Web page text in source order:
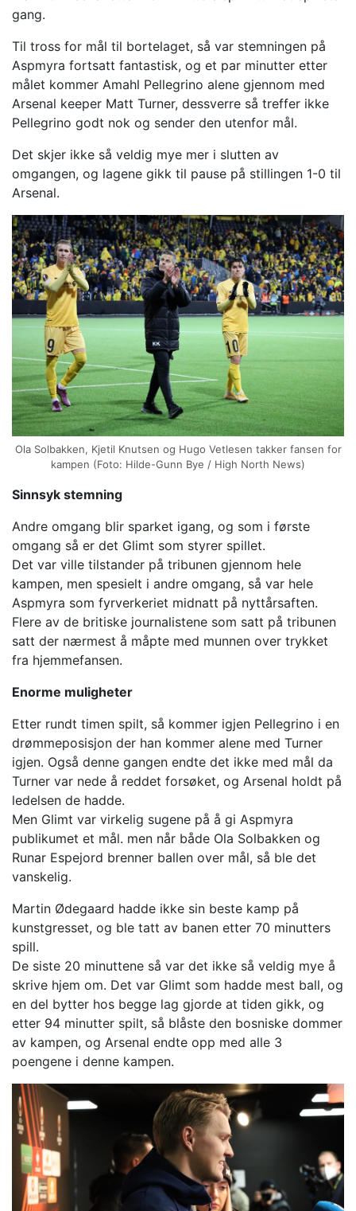
gang.
Til tross for mål til bortelaget, så var stemningen på
Aspmyra fortsatt fantastisk, og et par minutter etter
målet kommer Amahl Pellegrino alene gjennom med
Arsenal keeper Matt Turner, dessverre så treffer ikke
Pellegrino godt nok og sender den utenfor mål.
Det skjer ikke så veldig mye mer i slutten av
omgangen, og lagene gikk til pause på stillingen 1-0 til
Arsenal.
Ola Solbakken, Kjetil Knutsen og Hugo Vetlesen takker fansen for
kampen (Foto: Hilde-Gunn Bye / High North News)
Sinnsyk stemning
Andre omgang blir sparket igang, og som i første
omgang så er det Glimt som styrer spillet.
Det var ville tilstander på tribunen gjennom hele
kampen, men spesielt i andre omgang, så var hele
Aspmyra som fyrverkeriet midnatt på nyttårsaften.
Flere av de britiske journalistene som satt på tribunen
satt der nærmest å måpte med munnen over trykket
fra hjemmefansen.
Enorme muligheter
Etter rundt timen spilt, så kommer igjen Pellegrino i en
drømmeposisjon der han kommer alene med Turner
igjen. Også denne gangen endte det ikke med mål da
Turner var nede å reddet forsøket, og Arsenal holdt på
ledelsen de hadde.
Men Glimt var virkelig sugene på å gi Aspmyra
publikumet et mål. men når både Ola Solbakken og
Runar Espejord brenner ballen over mål, så ble det
vanskelig.
Martin Ødegaard hadde ikke sin beste kamp på
kunstgresset, og ble tatt av banen etter 70 minutters
spill.
De siste 20 minuttene så var det ikke så veldig mye å
skrive hjem om. Det var Glimt som hadde mest ball, og
en del bytter hos begge lag gjorde at tiden gikk, og
etter 94 minutter spilt, så blåste den bosniske dommer
av kampen, og Arsenal endte opp med alle 3
poengene i denne kampen.